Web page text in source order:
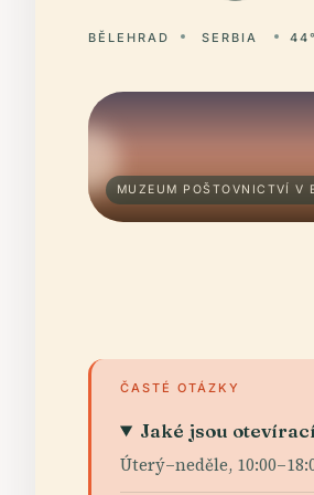
BĚLEHRAD SERBIA
MUZEUM POŠTOVNICTVÍ V
ČASTÉ OTÁZKY
Jaké jsou
Úterý–neděle,